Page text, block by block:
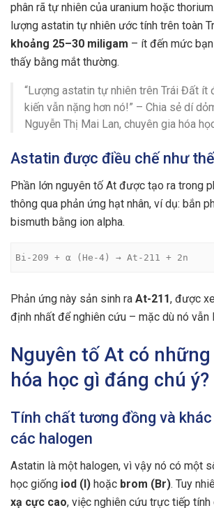
phân rã tự nhiên của uranium hoặc
lượng astatin tự nhiên ước tính trên toàn
khoảng 25–30 miligam – ít đến mức
thấy bằng mắt thường.
“Lượng astatin tự nhiên trên Trái Đất ít
kiến vẫn nặng hơn nó!” – Chia sẻ dí
Nguyễn Thị Mai Lan, chuyên gia hóa
Astatin được điều chế như
Phần lớn nguyên tố At được tạo ra trong
thông qua phản ứng hạt nhân, ví dụ: bắn
bismuth bằng ion alpha.
Bi-209 + α (He-4) → At-211 + 2n
Phản ứng này sản sinh ra At-211, được
định nhất để nghiên cứu – mặc dù nó vẫn
Nguyên tố At có
hóa học gì đáng chú ý?
Tính chất tương đồng và
các halogen
Astatin là một halogen, vì vậy nó có một
học giống iod (I) hoặc brom (Br). Tuy
xạ cực cao, việc nghiên cứu trực tiếp tính